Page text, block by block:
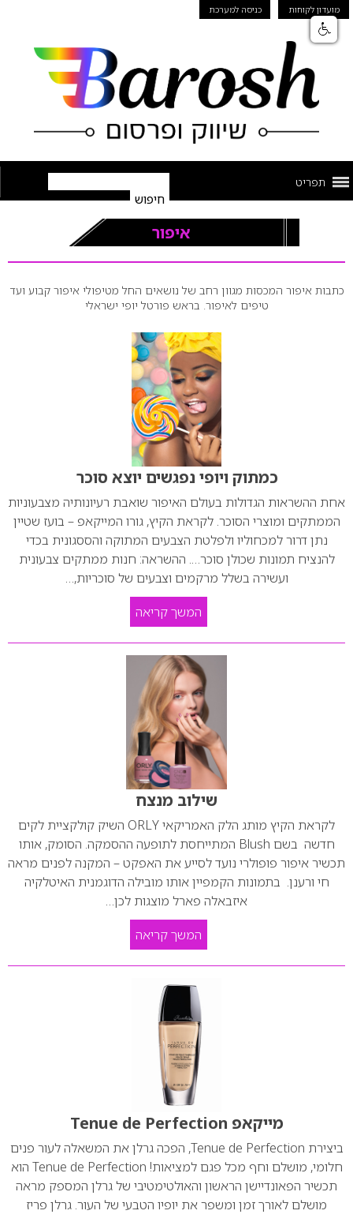
מועדון לקוחות כניסה למערכת
תפריט
איפור
כתבות איפור המכסות מגוון רחב של נושאים החל מטיפולי איפור קבוע ועד
טיפים לאיפור. בראש פורטל יופי ישראלי
כמתוק ויופי נפגשים יוצא סוכר
אחת ההשראות הגדולות בעולם האיפור שואבת רעיונותיה מצבעוניות
הממתקים ומוצרי הסוכר. לקראת הקיץ, גורו המייקאפ – בועז שטיין
נתן דרור למכחוליו ולפלטת הצבעים המתוקה והססגונית בכדי
להנציח תמונות שכולן סוכר…. ההשראה: חנות ממתקים צבעונית
ועשירה בשלל מרקמים וצבעים של סוכריות,…
המשך קריאה
שילוב מנצח
לקראת הקיץ מותג הלק האמריקאי ORLY השיק קולקציית לקים
חדשה בשם Blush המתייחסת לתופעה ההסמקה. הסומק, אותו
תכשיר איפור פופולרי נועד לסייע את האפקט – המקנה לפנים מראה
חי ורענן. בתמונות הקמפיין אותו מובילה הדוגמנית האיטלקיה
איזבאלה פארל מוצגות לכן…
המשך קריאה
מייקאפ Tenue de Perfection
ביצירת Tenue de Perfection, הפכה גרלן את המשאלה לעור פנים
חלומי, מושלם וחף מכל פגם למציאות! Tenue de Perfection הוא
תכשיר הפאונדיישן הראשון והאולטימטיבי של גרלן המספק מראה
מושלם לאורך זמן ומשפר את יופיו הטבעי של העור. גרלן פריז